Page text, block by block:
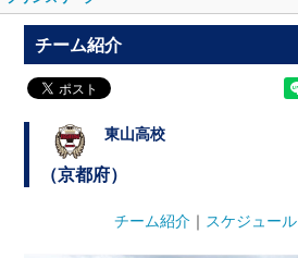
チーム紹介
東山高校
（京都府）
チーム紹介 ｜ スケジュール